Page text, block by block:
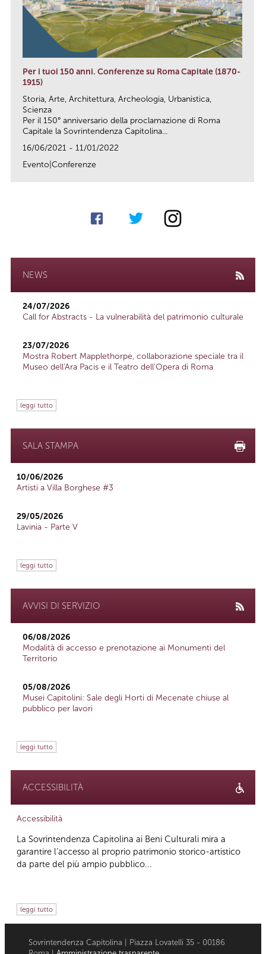
Per i tuoi 150 anni. Conferenze su Roma Capitale (1870-
1915)
Storia, Arte, Architettura, Archeologia, Urbanistica,
Scienza
Per il 150° anniversario della proclamazione di Roma
Capitale la Sovrintendenza Capitolina...
16/06/2021 - 11/01/2022
Evento|Conferenze
NEWS
24/07/2026
Call for Abstracts - La vulnerabilità del patrimonio culturale
23/07/2026
Mostra Robert Mapplethorpe, collaborazione speciale tra il
Museo dell'Ara Pacis e il Teatro dell'Opera di Roma
leggi tutto
SALA STAMPA
10/06/2026
Artisti a Villa Borghese #3
29/05/2026
Lavinia - Parte V
leggi tutto
AVVISI DI SERVIZIO
06/08/2026
Modalità di accesso e prenotazione ai Monumenti del
Territorio
05/08/2026
Musei Capitolini: Sale degli Horti di Mecenate chiuse al
pubblico per lavori
leggi tutto
ACCESSIBILITÀ
Accessibilità
La Sovrintendenza Capitolina ai Beni Culturali mira a
garantire l’accesso al proprio patrimonio storico-artistico
da parte del più ampio pubblico...
leggi tutto
Sovrintendenza Capitolina | Piazza Lovatelli 35 - 00186